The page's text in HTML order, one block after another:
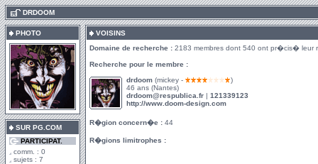
DRDOOM
PHOTO
SUR PG.COM
PARTICIPAT.
comm. : 0
sujets : 7
VOISINS
Domaine de recherche : 2183 membres dont 540 ont pr�cis� leur
Recherche pour le membre :
drdoom (mickey -
)
46 ans (Nantes)
drdoom@respublica.fr | 121339123
http://www.doom-design.com
R�gion concern�e : 44
R�gions limitrophes :